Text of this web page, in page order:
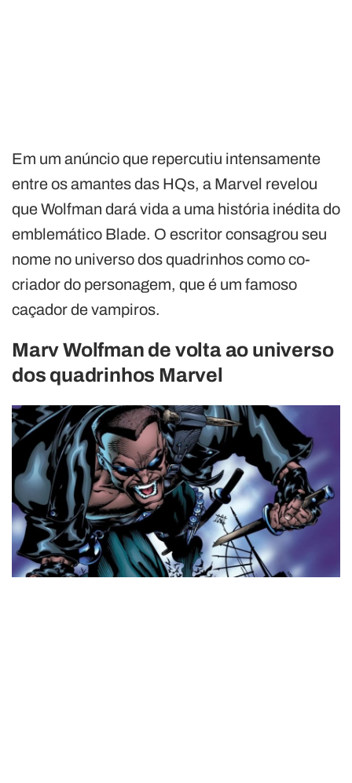
Em um anúncio que repercutiu intensamente
entre os amantes das HQs, a Marvel revelou
que Wolfman dará vida a uma história inédita do
emblemático Blade. O escritor consagrou seu
nome no universo dos quadrinhos como co-
criador do personagem, que é um famoso
caçador de vampiros.
Marv Wolfman de volta ao universo
dos quadrinhos Marvel